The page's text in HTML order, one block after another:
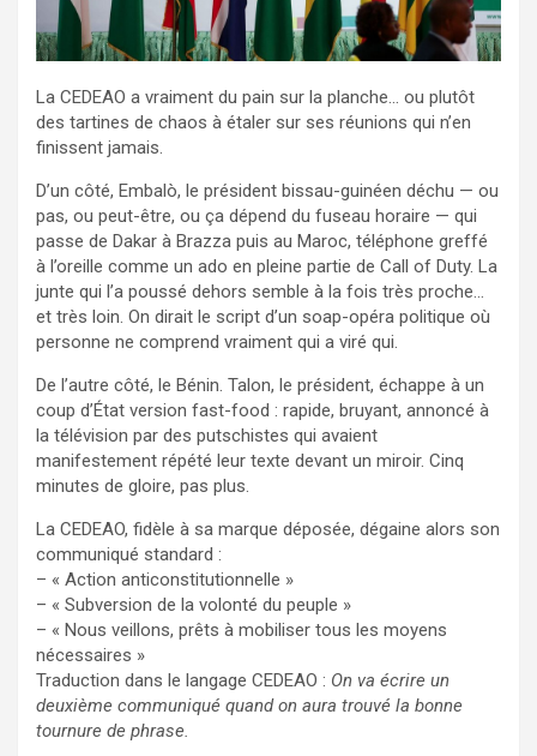
La CEDEAO a vraiment du pain sur la planche… ou plutôt
des tartines de chaos à étaler sur ses réunions qui n’en
finissent jamais.
D’un côté, Embalò, le président bissau-guinéen déchu — ou
pas, ou peut-être, ou ça dépend du fuseau horaire — qui
passe de Dakar à Brazza puis au Maroc, téléphone greffé
à l’oreille comme un ado en pleine partie de Call of Duty. La
junte qui l’a poussé dehors semble à la fois très proche…
et très loin. On dirait le script d’un soap-opéra politique où
personne ne comprend vraiment qui a viré qui.
De l’autre côté, le Bénin. Talon, le président, échappe à un
coup d’État version fast-food : rapide, bruyant, annoncé à
la télévision par des putschistes qui avaient
manifestement répété leur texte devant un miroir. Cinq
minutes de gloire, pas plus.
La CEDEAO, fidèle à sa marque déposée, dégaine alors son
communiqué standard :
– « Action anticonstitutionnelle »
– « Subversion de la volonté du peuple »
– « Nous veillons, prêts à mobiliser tous les moyens
nécessaires »
Traduction dans le langage CEDEAO : On va écrire un
deuxième communiqué quand on aura trouvé la bonne
tournure de phrase.